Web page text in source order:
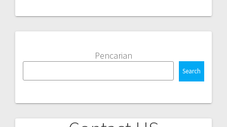
Pencarian
Search